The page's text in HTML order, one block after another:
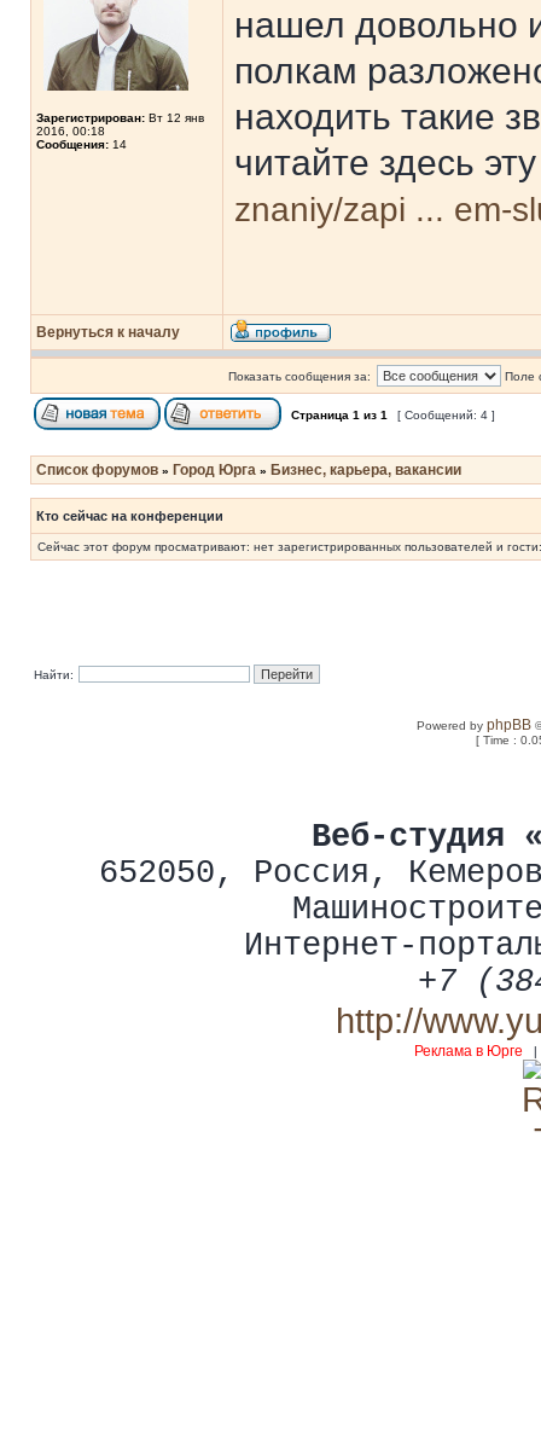
Зарегистрирован: Вт 12 янв
2016, 00:18
Сообщения: 14
нашел довольно
полкам
находить такие
читайте здесь
znaniy/zapi ... em-
Вернуться к началу
Показать сообщения за: Поле
Страница 1 из 1 [ Сообщений: 4 ]
Список форумов » Город Юрга » Бизнес, карьера, вакансии
Кто сейчас на конференции
Сейчас этот форум просматривают: нет зарегистрированных пользователей и
Найти:
Powered byphpBB
[ Time :
Веб-студия
652050, Россия ,
Интернет-
+7
http://
Реклама в Юрге